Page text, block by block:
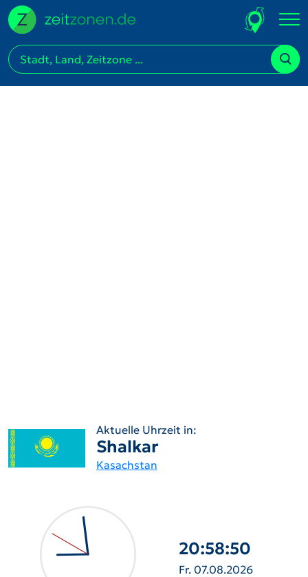
Aktuelle Uhrzeit in:
Shalkar
Kasachstan
20:58:51
Fr. 07.08.2026